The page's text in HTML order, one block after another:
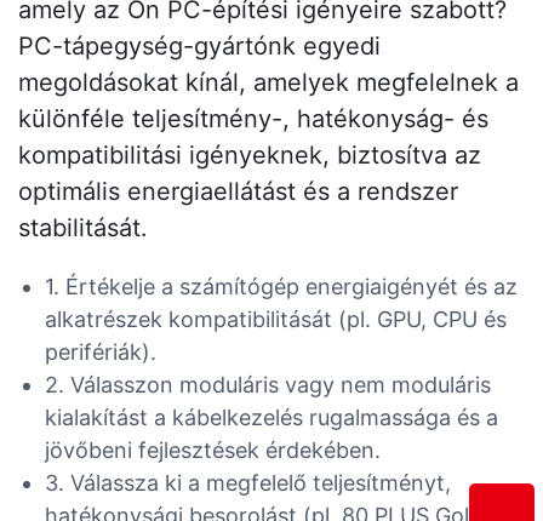
amely az Ön PC-építési igényeire szabott?
PC-tápegység-gyártónk egyedi
megoldásokat kínál, amelyek megfelelnek a
különféle teljesítmény-, hatékonyság- és
kompatibilitási igényeknek, biztosítva az
optimális energiaellátást és a rendszer
stabilitását.
1. Értékelje a számítógép energiaigényét és az
alkatrészek kompatibilitását (pl. GPU, CPU és
perifériák).
2. Válasszon moduláris vagy nem moduláris
kialakítást a kábelkezelés rugalmassága és a
jövőbeni fejlesztések érdekében.
3. Válassza ki a megfelelő teljesítményt,